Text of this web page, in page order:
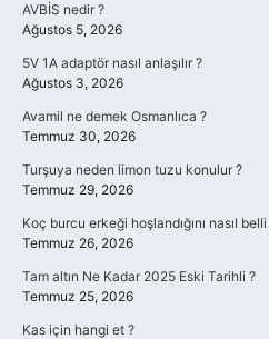
AVBİS nedir ?
Ağustos 5, 2026
5V 1A adaptör nasıl anlaşılır ?
Ağustos 3, 2026
Avamil ne demek Osmanlıca ?
Temmuz 30, 2026
Turşuya neden limon tuzu konulur ?
Temmuz 29, 2026
Koç burcu erkeği hoşlandığını nasıl
Temmuz 26, 2026
Tam altın Ne Kadar 2025 Eski Tarihli ?
Temmuz 25, 2026
Kas için hangi et ?